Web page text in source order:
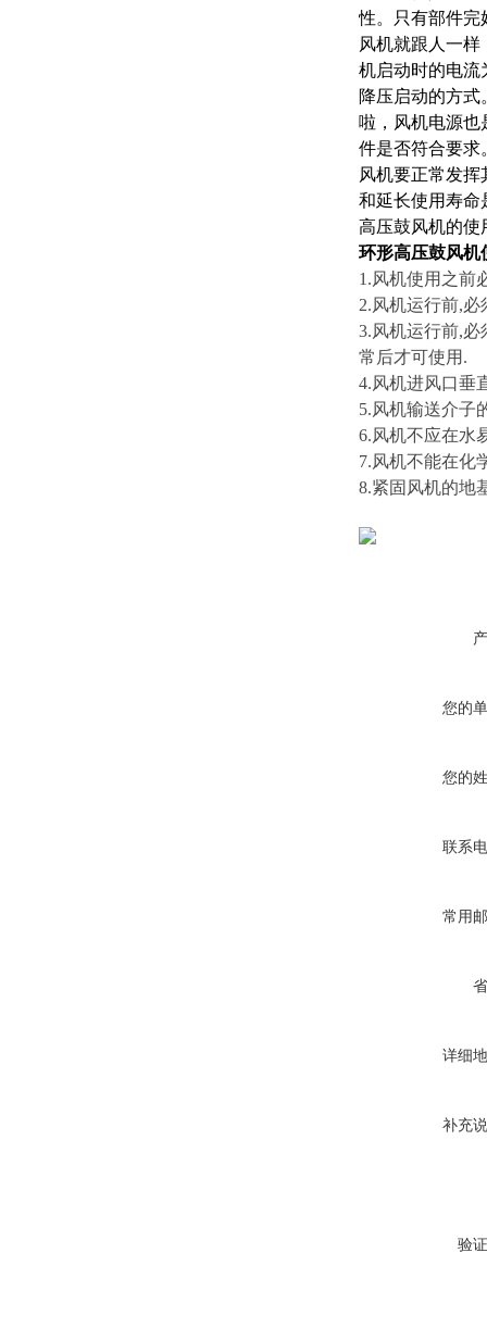
性。只有部件完
风机就跟人一
机启动时的电流
降压启动的方
啦，风机电源
件是否符合要求
风机要正常发
和延长使用寿命
高压鼓风机的使
环形高压鼓风机
1.风机使用之前
2.风机运行前,
3.风机运行前,
常后才可使用.
4.风机进风口垂
5.风机输送介子
6.风机不应在水
7.风机不能在化
8.紧固风机的地
您的
您的
联系
常用
详细
补充
验